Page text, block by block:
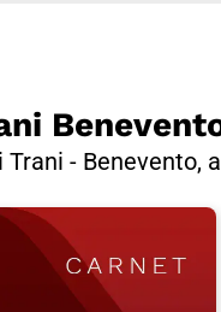
-